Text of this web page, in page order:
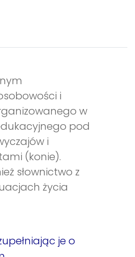
i
w
pod
i
(konie).
słownictwo z
życia
je o